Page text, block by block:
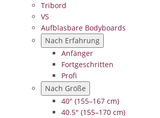
Tribord
VS
Aufblasbare Bodyboards
Nach Erfahrung
Anfänger
Fortgeschritten
Profi
Nach Größe
40" (155–167 cm)
40.5" (155–170 cm)